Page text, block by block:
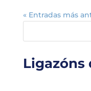
« Entradas más
Ligazóns